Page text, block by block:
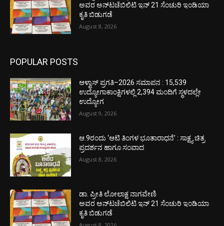
ಅವರ ಅನ್‌ಟಚೆಬಿಲಿಟಿ ಇನ್ 21 ಸೆಂಚುರಿ ಇಂಡಿಯಾ
ಕೃತಿ ಬಿಡುಗಡೆ
August 8, 2026
POPULAR POSTS
ಆಳ್ವಾಸ್ ಪ್ರಗತಿ–2026 ಸಮಾಪನ : 15,539
ಉದ್ಯೋಗಾಕಾಂಕ್ಷಿಗಳಲ್ಲಿ 2,394 ಮಂದಿಗೆ ಸ್ಥಳದಲ್ಲೇ
ಉದ್ಯೋಗ
August 9, 2026
ಆ.9ರಂದು ‘ಆಟಿ ತಿಂಗಳ ಭೂತಾರಾಧನೆ’ : ಸಾಕ್ಷ್ಯ ಚಿತ್ರ
ಪ್ರದರ್ಶನ ಹಾಗೂ ಸಂವಾದ
August 8, 2026
ಡಾ. ಪ್ರೀತಿ ಲೋಲಾಕ್ಷ ನಾಗವೇಣಿ
ಅವರ ಅನ್‌ಟಚೆಬಿಲಿಟಿ ಇನ್ 21 ಸೆಂಚುರಿ ಇಂಡಿಯಾ
ಕೃತಿ ಬಿಡುಗಡೆ